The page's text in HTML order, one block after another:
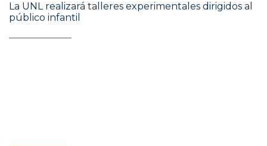
La UNL realizará talleres experimentales dirigidos al
público infantil